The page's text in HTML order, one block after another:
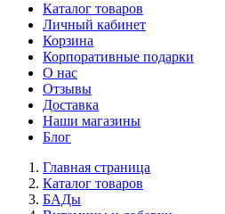
Каталог товаров
Личный кабинет
Корзина
Корпоративные подарки
О нас
Отзывы
Доставка
Наши магазины
Блог
Главная страница
Каталог товаров
БАДы